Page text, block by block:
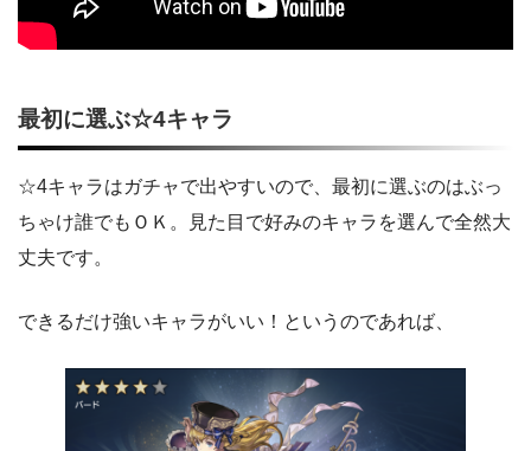
最初に選ぶ☆4キャラ
☆4キャラはガチャで出やすいので、最初に選ぶのはぶっ
ちゃけ誰でもＯＫ。見た目で好みのキャラを選んで全然大
丈夫です。
できるだけ強いキャラがいい！というのであれば、